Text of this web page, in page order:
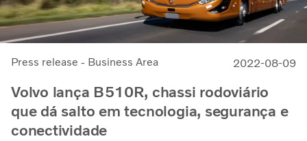
Press release - Business Area 2022-08-09
Volvo lança B510R, chassi rodoviário
que dá salto em tecnologia, segurança e
conectividade